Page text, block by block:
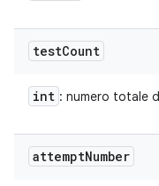
testCount
int : numero totale
attemptNumber